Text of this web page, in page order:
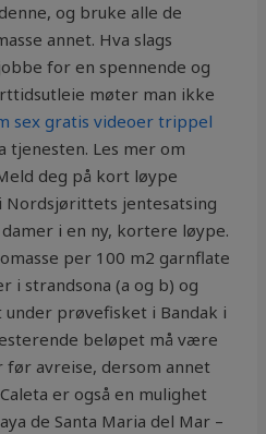
og bruke alle de
annet. Hva slags
for en spennende og
møter man ikke
sex gratis videoer trippel
tjenesten. Les mer om
deg på kort løype
Nordsjørittets jentesatsing
i en ny, kortere løype.
per 100 m2 garnflate
i strandsona (a og b) og
prøvefisket i Bandak i
beløpet må være
avreise, dersom annet
er også en mulighet
de Santa Maria del Mar –